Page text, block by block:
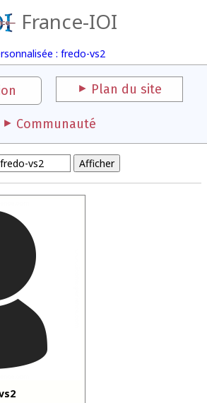
France-IOI
: fredo-vs2
Plan du site
Communauté